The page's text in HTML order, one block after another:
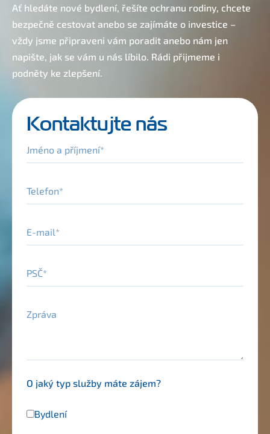
Ať hledáte nové bydlení, řešíte ochranu rodiny, chcete
bezpečně cestovat anebo se zajímáte o investice –
vždy jsme připraveni vám poradit anebo nám jen
napište, jak se vám u nás líbilo. Rádi přijmeme i
podněty ke zlepšení.
Kontaktujte nás
Jméno a příjmení
Telefon
E-mail
PSČ
Zpráva
O jaký typ služby máte zájem?
Bydlení